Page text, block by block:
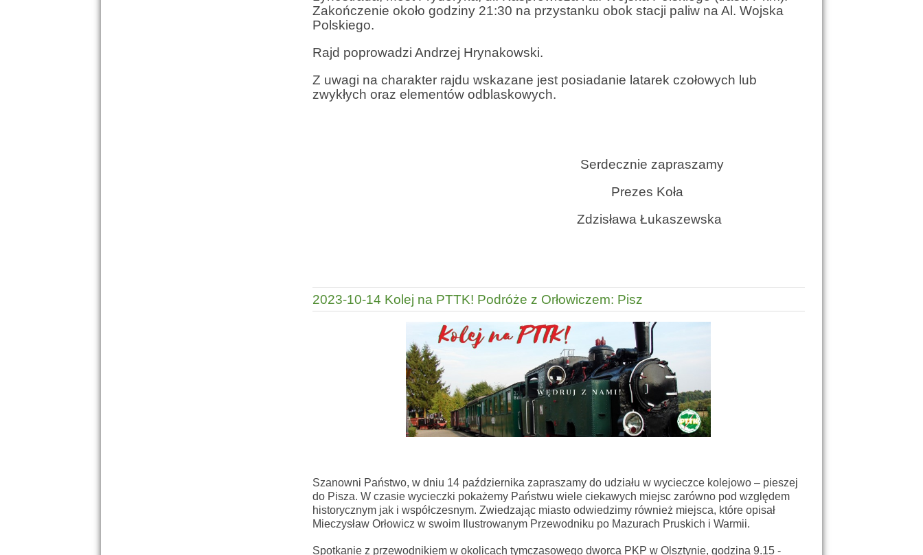
Zakończenie około godziny 21:30 na przystanku obok stacji paliw na Al. Wojska
Polskiego.
Rajd poprowadzi Andrzej Hrynakowski.
Z uwagi na charakter rajdu wskazane jest posiadanie latarek czołowych lub
zwykłych oraz elementów odblaskowych.
Serdecznie zapraszamy
Prezes Koła
Zdzisława Łukaszewska
2023-10-14 Kolej na PTTK! Podróże z Orłowiczem: Pisz
Szanowni Państwo, w dniu 14 października zapraszamy do udziału w wycieczce kolejowo – pieszej
do Pisza. W czasie wycieczki pokażemy Państwu wiele ciekawych miejsc zarówno pod względem
historycznym jak i współczesnym. Zwiedzając miasto odwiedzimy również miejsca, które opisał
Mieczysław Orłowicz w swoim Ilustrowanym Przewodniku po Mazurach Pruskich i Warmii.
Spotkanie z przewodnikiem w okolicach tymczasowego dworca PKP w Olsztynie, godzina 9.15 -